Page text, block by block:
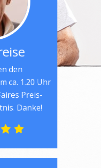
den
ca. 1.20 Uhr
Preis-
Danke!